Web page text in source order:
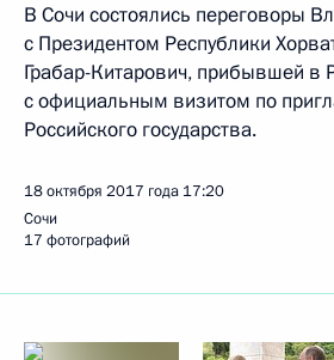
В Сочи состоялись переговоры
с Президентом Республики
Грабар-Китарович, прибывшей в
с официальным визитом по
Российского государства.
18 октября 2017 года 17:20
Сочи
17 фотографий